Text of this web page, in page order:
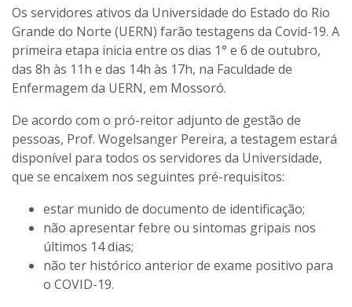
Os servidores ativos da Universidade do Estado do Rio
Grande do Norte (UERN) farão testagens da Covid-19. A
primeira etapa inicia entre os dias 1° e 6 de outubro,
das 8h às 11h e das 14h às 17h, na Faculdade de
Enfermagem da UERN, em Mossoró.
De acordo com o pró-reitor adjunto de gestão de
pessoas, Prof. Wogelsanger Pereira, a testagem estará
disponível para todos os servidores da Universidade,
que se encaixem nos seguintes pré-requisitos:
estar munido de documento de identificação;
não apresentar febre ou sintomas gripais nos
últimos 14 dias;
não ter histórico anterior de exame positivo para
o COVID-19.